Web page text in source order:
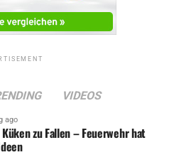
VIDEOS
ago
zu Fallen – Feuerwehr hat